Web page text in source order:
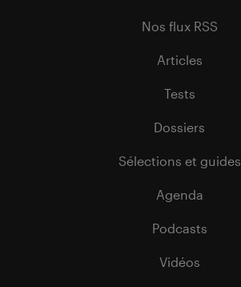
Nos flux RSS
Articles
Tests
Dossiers
Sélections et guides
Agenda
Podcasts
Vidéos